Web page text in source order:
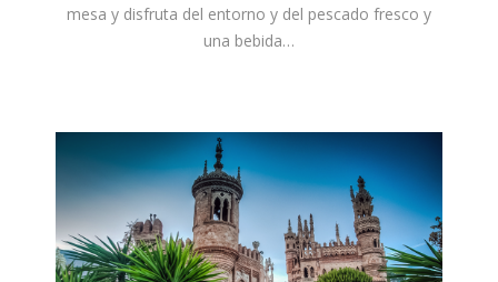
mesa y disfruta del entorno y del pescado fresco y
una bebida…